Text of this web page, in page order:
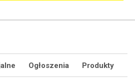
Ogłoszenia Produkty